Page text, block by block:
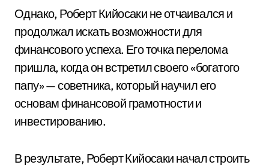
Однако, Роберт Кийосаки не отчаивался и
продолжал искать возможности для
финансового успеха. Его точка перелома
пришла, когда он встретил своего «богатого
папу» — советника, который научил его
основам финансовой грамотности и
инвестированию.
В результате, Роберт Кийосаки начал строить